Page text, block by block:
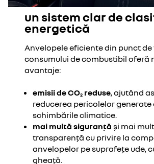
un sistem clar de
energetică
Anvelopele eficiente din punct de
consumului de combustibil oferă
avantaje:
emisii de CO2 reduse, ajutând
reducerea pericolelor generate
schimbările climatice.
mai multă siguranță și mai
transparență cu privire la
anvelopelor pe suprafețe ude,
gheață.